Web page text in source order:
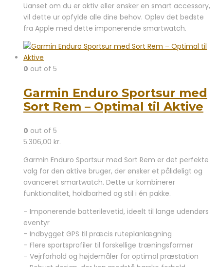
Uanset om du er aktiv eller ønsker en smart accessory,
vil dette ur opfylde alle dine behov. Oplev det bedste
fra Apple med dette imponerende smartwatch.
0 out of 5
Garmin Enduro Sportsur med
Sort Rem – Optimal til Aktive
0 out of 5
5.306,00 kr.
Garmin Enduro Sportsur med Sort Rem er det perfekte
valg for den aktive bruger, der ønsker et pålideligt og
avanceret smartwatch. Dette ur kombinerer
funktionalitet, holdbarhed og stil i én pakke.
– Imponerende batterilevetid, ideelt til lange udendørs
eventyr
– Indbygget GPS til præcis ruteplanlægning
– Flere sportsprofiler til forskellige træningsformer
– Vejrforhold og højdemåler for optimal præstation